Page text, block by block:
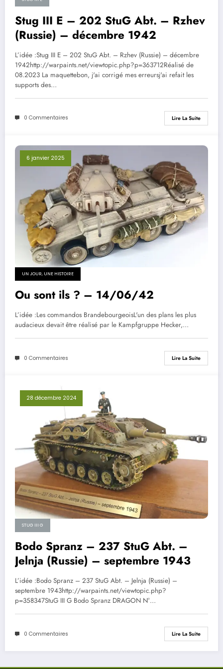
Stug III E – 202 StuG Abt. – Rzhev
(Russie) – décembre 1942
L’idée :Stug III E – 202 StuG Abt. – Rzhev (Russie) – décembre
1942http://warpaints.net/viewtopic.php?p=363712Réalisé de
08.2023 La maquettebon, j'ai corrigé mes erreursj'ai refait les
supports des…
0 Commentaires Lire La Suite
6 janvier 2025
UN JOUR, UNE HISTOIRE
Ou sont ils ? – 14/06/42
L’idée :Les commandos BrandebourgeoisL'un des plans les plus
audacieux devait être réalisé par le Kampfgruppe Hecker,…
0 Commentaires Lire La Suite
28 décembre 2024
STUG III G
Bodo Spranz – 237 StuG Abt. –
Jelnja (Russie) – septembre 1943
L’idée :Bodo Spranz – 237 StuG Abt. – Jelnja (Russie) –
septembre 1943http://warpaints.net/viewtopic.php?
p=358347StuG III G Bodo Spranz DRAGON N°…
0 Commentaires Lire La Suite